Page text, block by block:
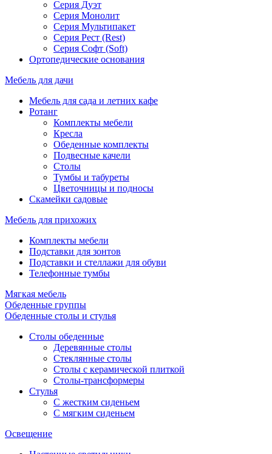
Серия Дуэт
Серия Монолит
Серия Мультипакет
Серия Рест (Rest)
Серия Софт (Soft)
Ортопедические основания
Мебель для дачи
Мебель для сада и летних кафе
Ротанг
Комплекты мебели
Кресла
Обеденные комплекты
Подвесные качели
Столы
Тумбы и табуреты
Цветочницы и подносы
Скамейки садовые
Мебель для прихожих
Комплекты мебели
Подставки для зонтов
Подставки и стеллажи для обуви
Телефонные тумбы
Мягкая мебель
Обеденные группы
Обеденные столы и стулья
Столы обеденные
Деревянные столы
Стеклянные столы
Столы с керамической плиткой
Столы-трансформеры
Стулья
С жестким сиденьем
С мягким сиденьем
Освещение